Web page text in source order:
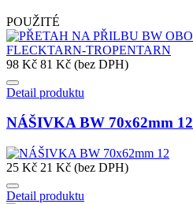
POUŽITÉ
98 Kč 81 Kč (bez DPH)
Detail produktu
NÁŠIVKA BW 70x62mm 12
25 Kč 21 Kč (bez DPH)
Detail produktu